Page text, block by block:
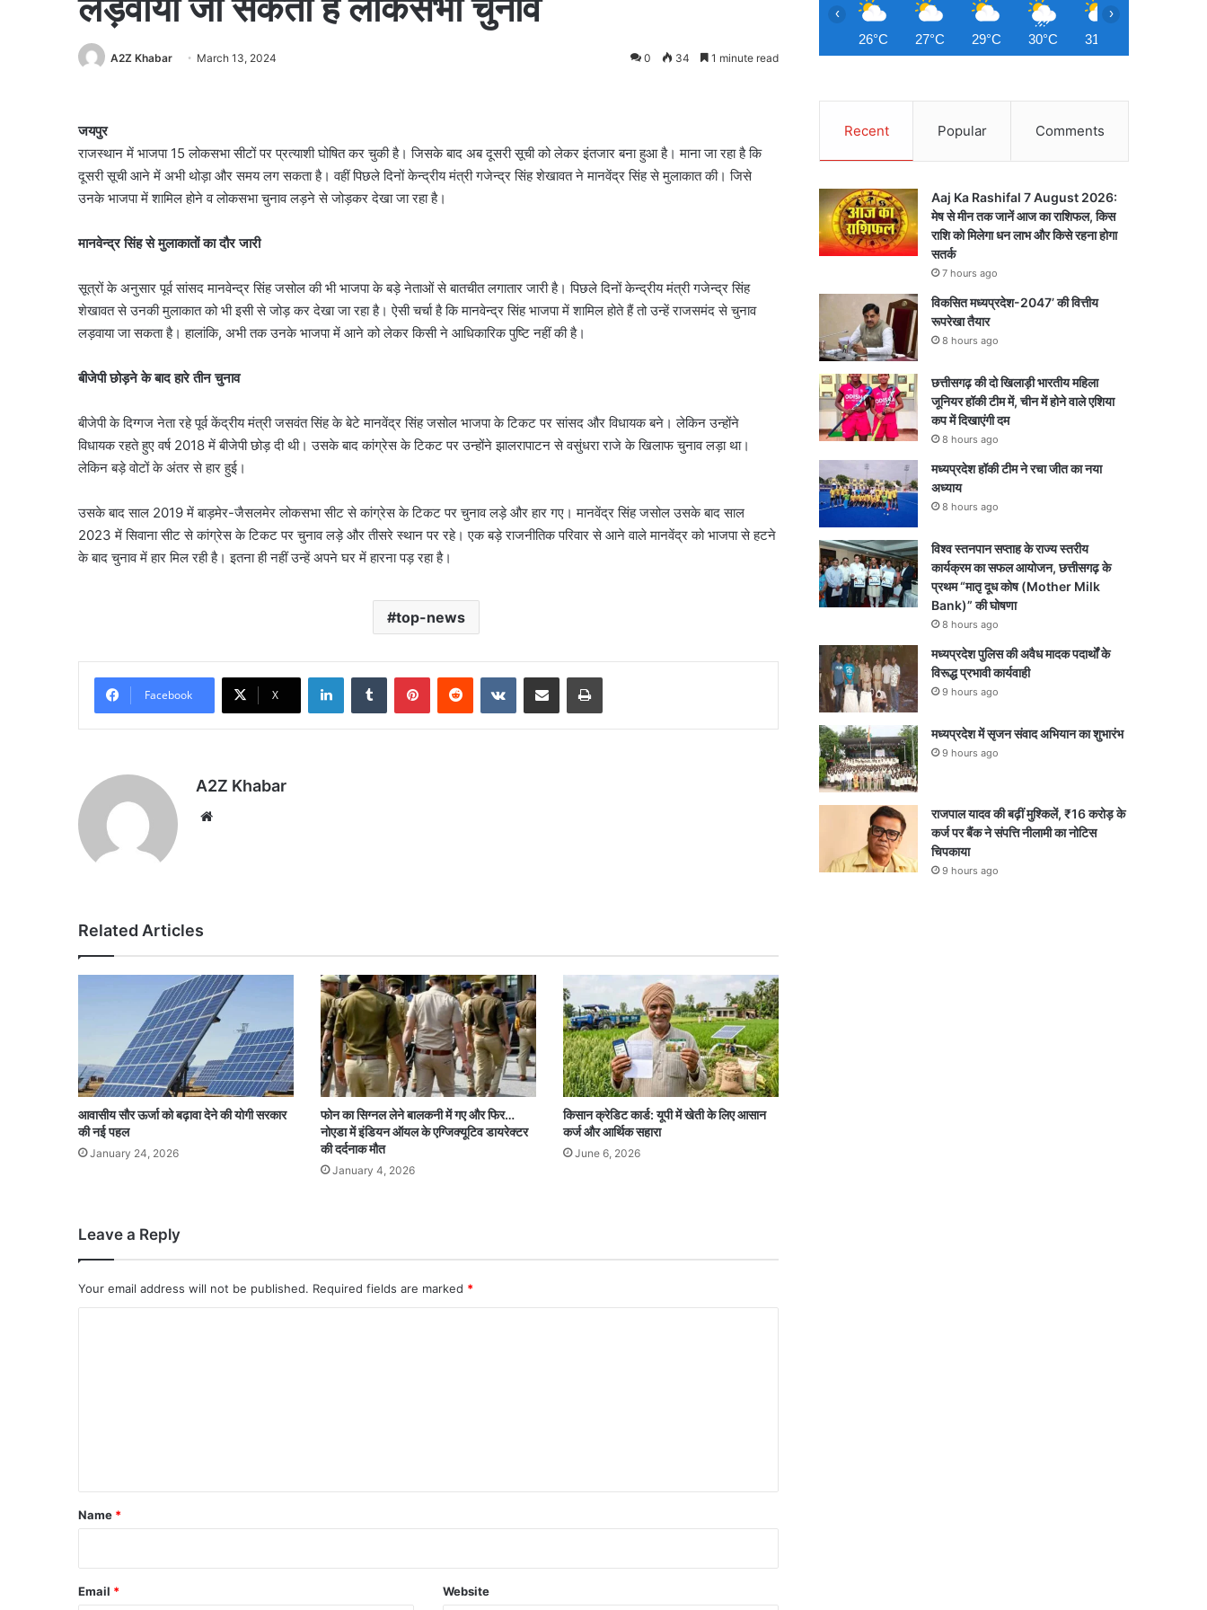
A2Z Khabar March 13, 2024 0 34 1 minute read
जयपुर
राजस्थान में भाजपा 15 लोकसभा सीटों पर प्रत्याशी घोषित कर चुकी है। जिसके बाद अब दूसरी सूची को लेकर इंतजार बना हुआ है। माना जा रहा है कि
दूसरी सूची आने में अभी थोड़ा और समय लग सकता है। वहीं पिछले दिनों केन्द्रीय मंत्री गजेन्द्र सिंह शेखावत ने मानवेंद्र सिंह से मुलाकात की। जिसे
उनके भाजपा में शामिल होने व लोकसभा चुनाव लड़ने से जोड़कर देखा जा रहा है।
मानवेन्द्र सिंह से मुलाकातों का दौर जारी
सूत्रों के अनुसार पूर्व सांसद मानवेन्द्र सिंह जसोल की भी भाजपा के बड़े नेताओं से बातचीत लगातार जारी है। पिछले दिनों केन्द्रीय मंत्री गजेन्द्र सिंह
शेखावत से उनकी मुलाकात को भी इसी से जोड़ कर देखा जा रहा है। ऐसी चर्चा है कि मानवेन्द्र सिंह भाजपा में शामिल होते हैं तो उन्हें राजसमंद से चुनाव
लड़वाया जा सकता है। हालांकि, अभी तक उनके भाजपा में आने को लेकर किसी ने आधिकारिक पुष्टि नहीं की है।
बीजेपी छोड़ने के बाद हारे तीन चुनाव
बीजेपी के दिग्गज नेता रहे पूर्व केंद्रीय मंत्री जसवंत सिंह के बेटे मानवेंद्र सिंह जसोल भाजपा के टिकट पर सांसद और विधायक बने। लेकिन उन्होंने
विधायक रहते हुए वर्ष 2018 में बीजेपी छोड़ दी थी। उसके बाद कांग्रेस के टिकट पर उन्होंने झालरापाटन से वसुंधरा राजे के खिलाफ चुनाव लड़ा था।
लेकिन बड़े वोटों के अंतर से हार हुई।
उसके बाद साल 2019 में बाड़मेर-जैसलमेर लोकसभा सीट से कांग्रेस के टिकट पर चुनाव लड़े और हार गए। मानवेंद्र सिंह जसोल उसके बाद साल
2023 में सिवाना सीट से कांग्रेस के टिकट पर चुनाव लड़े और तीसरे स्थान पर रहे। एक बड़े राजनीतिक परिवार से आने वाले मानवेंद्र को भाजपा से हटने
के बाद चुनाव में हार मिल रही है। इतना ही नहीं उन्हें अपने घर में हारना पड़ रहा है।
top-news
Facebook X
LinkedInTumblr PinterestReddit VKontakteShare via Email Print
A2Z Khabar
Related Articles
आवासीय सौर ऊर्जा को बढ़ावा देने की योगी सरकार
की नई पहल
January 24, 2026
फोन का सिग्नल लेने बालकनी में गए और फिर…
नोएडा में इंडियन ऑयल के एग्जिक्यूटिव डायरेक्टर
की दर्दनाक मौत
January 4, 2026
किसान क्रेडिट कार्ड: यूपी में खेती के लिए आसान
कर्ज और आर्थिक सहारा
June 6, 2026
Leave a Reply
Your email address will not be published. Required fields are marked *
*
Name *
Email * Website
26°C 27°C 29°C 30°C 31°C
‹ ›
Recent Popular Comments
Aaj Ka Rashifal 7 August 2026:
मेष से मीन तक जानें आज का राशिफल, किस
राशि को मिलेगा धन लाभ और किसे रहना होगा
सतर्क
7 hours ago
विकसित मध्यप्रदेश-2047’ की वित्तीय
रूपरेखा तैयार
8 hours ago
छत्तीसगढ़ की दो खिलाड़ी भारतीय महिला
जूनियर हॉकी टीम में, चीन में होने वाले एशिया
कप में दिखाएंगी दम
8 hours ago
मध्यप्रदेश हॉकी टीम ने रचा जीत का नया
अध्याय
8 hours ago
विश्व स्तनपान सप्ताह के राज्य स्तरीय
कार्यक्रम का सफल आयोजन, छत्तीसगढ़ के
प्रथम “मातृ दूध कोष (Mother Milk
Bank)” की घोषणा
8 hours ago
मध्यप्रदेश पुलिस की अवैध मादक पदार्थों के
विरूद्ध प्रभावी कार्यवाही
9 hours ago
मध्यप्रदेश में सृजन संवाद अभियान का शुभारंभ
9 hours ago
राजपाल यादव की बढ़ीं मुश्किलें, ₹16 करोड़ के
कर्ज पर बैंक ने संपत्ति नीलामी का नोटिस
चिपकाया
9 hours ago